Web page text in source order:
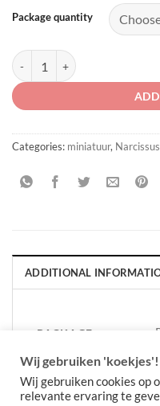
Package quantity
Narcissus 'Xit' quantity
Categories: miniatuur, Narcissus
ADDITIONAL
PACKAGE
Wij gebruiken 'koekjes'!
Wij gebruiken cookies op
relevante ervaring te